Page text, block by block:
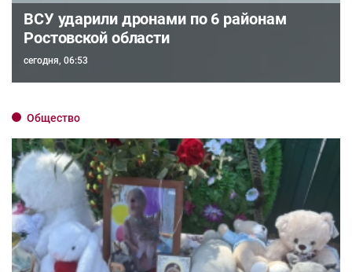
ВСУ ударили дронами по 6 районам
Ростовской области
сегодня, 06:53
Общество